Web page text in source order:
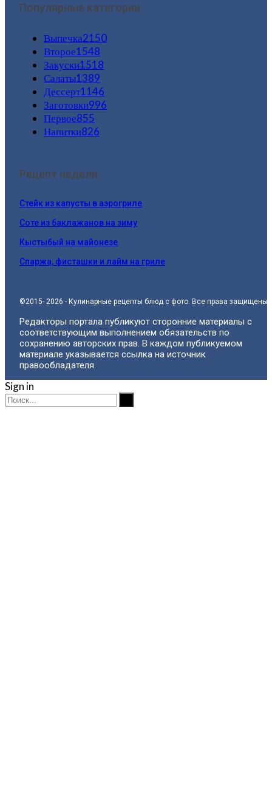
Популярные категории
Выпечка2150
Второе1548
Закуски1518
Салаты1389
Дессерт1146
Заготовки996
Первое855
Напитки826
Рецепт недели:
Стейк из капусты в аэрогриле
Соте из баклажанов на зиму
Кыстыбый на майонезе
Спаржа, фисташки и лайм на гриле
©2015- 2026 - Кулинарные рецепты блюд с фото. Все права защищены.
Редакторы портала публикуют сторонние материалы с
соответствующим выполнением обязательств по
сохранению авторских прав. В каждом публикуемом
материале указывается ссылка на источник
правообладателя.
Sign in